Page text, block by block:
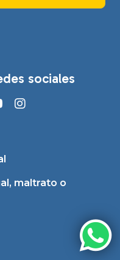
sociales
maltrato o